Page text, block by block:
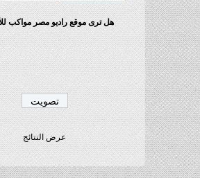
هل ترى موقع راديو مصر مواكب
عرض النتائج